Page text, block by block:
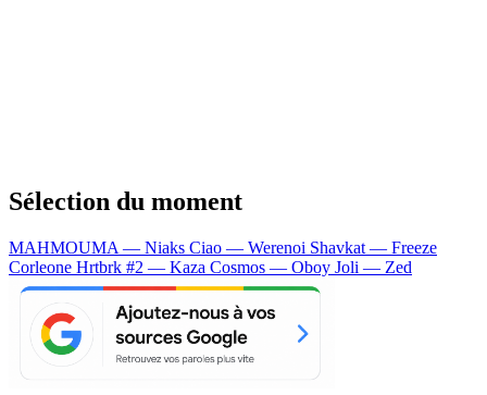
Sélection du moment
MAHMOUMA — Niaks Ciao — Werenoi Shavkat — Freeze
Corleone Hrtbrk #2 — Kaza Cosmos — Oboy Joli — Zed